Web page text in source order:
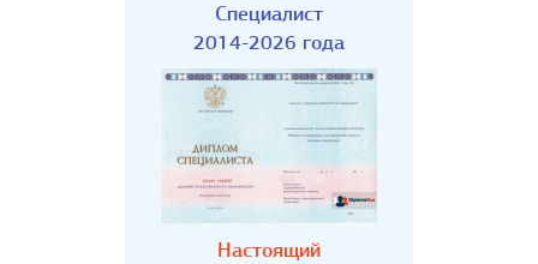
Специалист
2014-2026 года
Настоящий